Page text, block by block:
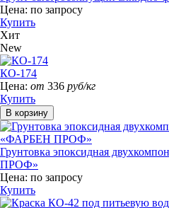
Цена: по запросу
Купить
Хит
New
КО-174
Цена: от 336 руб/кг
Купить
Грунтовка эпоксидная
ПРОФ»
Цена: по запросу
Купить